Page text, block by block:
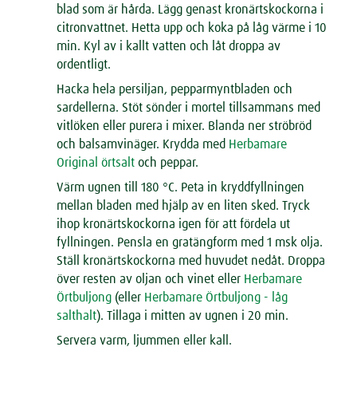
blad som är hårda. Lägg genast kronärtskockorna i
citronvattnet. Hetta upp och koka på låg värme i 10
min. Kyl av i kallt vatten och låt droppa av
ordentligt.
Hacka hela persiljan, pepparmyntbladen och
sardellerna. Stöt sönder i mortel tillsammans med
vitlöken eller purera i mixer. Blanda ner ströbröd
och balsamvinäger. Krydda med Herbamare
Original örtsalt och peppar.
Värm ugnen till 180 °C. Peta in kryddfyllningen
mellan bladen med hjälp av en liten sked. Tryck
ihop kronärtskockorna igen för att fördela ut
fyllningen. Pensla en gratängform med 1 msk olja.
Ställ kronärtskockorna med huvudet nedåt. Droppa
över resten av oljan och vinet eller Herbamare
Örtbuljong (eller Herbamare Örtbuljong - låg
salthalt). Tillaga i mitten av ugnen i 20 min.
Servera varm, ljummen eller kall.